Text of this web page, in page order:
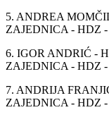
5. ANDREA
ZAJEDNICA - HDZ -
6. IGOR ANDRIĆ -
ZAJEDNICA - HDZ -
7. ANDRIJA
ZAJEDNICA - HDZ -